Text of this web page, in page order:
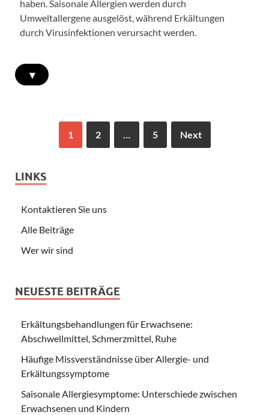
haben. Saisonale Allergien werden durch
Umweltallergene ausgelöst, während Erkältungen
durch Virusinfektionen verursacht werden.
▾
1 2 … 5 Next
LINKS
Kontaktieren Sie uns
Alle Beiträge
Wer wir sind
NEUESTE BEITRÄGE
Erkältungsbehandlungen für Erwachsene:
Abschwellmittel, Schmerzmittel, Ruhe
Häufige Missverständnisse über Allergie- und
Erkältungssymptome
Saisonale Allergiesymptome: Unterschiede zwischen
Erwachsenen und Kindern